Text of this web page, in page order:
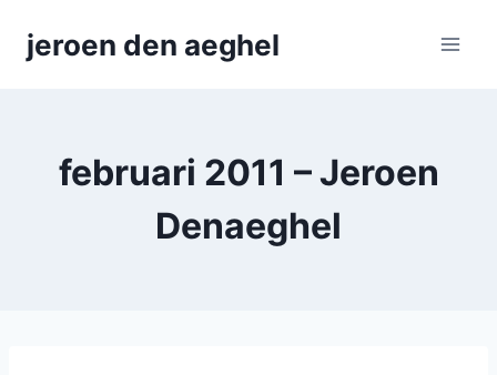
jeroen den aeghel
februari 2011 – Jeroen
Denaeghel